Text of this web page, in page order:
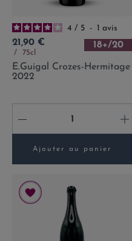
4 / 5 - 1 avis
Prix
21,90 €
75cl
18+/20
E.Guigal Crozes-Hermitage
2022
- +
Ajouter au panier